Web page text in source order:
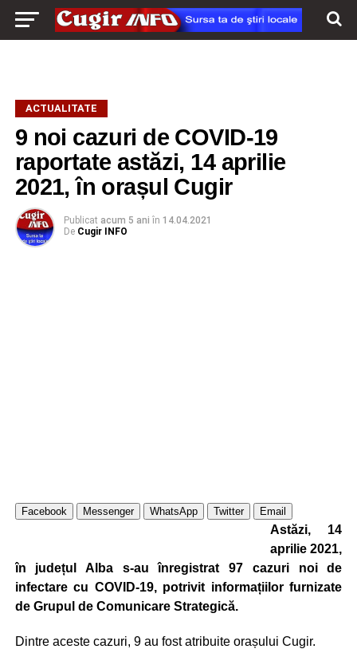
ACTUALITATE
9 noi cazuri de COVID-19
raportate astăzi, 14 aprilie
2021, în orașul Cugir
Publicat acum 5 ani în 14.04.2021
De Cugir INFO
Facebook Messenger WhatsApp Twitter Email
Astăzi, 14
aprilie 2021,
în județul Alba s-au înregistrat 97 cazuri noi de
infectare cu COVID-19, potrivit informațiilor furnizate
de Grupul de Comunicare Strategică.
Dintre aceste cazuri, 9 au fost atribuite orașului Cugir.